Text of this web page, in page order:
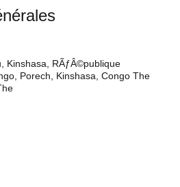
Kinshasa, RÃƒÂ©publique
Porech, Kinshasa, Congo The